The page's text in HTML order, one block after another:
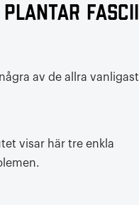
plantar
av de allra
visar här tre enkla